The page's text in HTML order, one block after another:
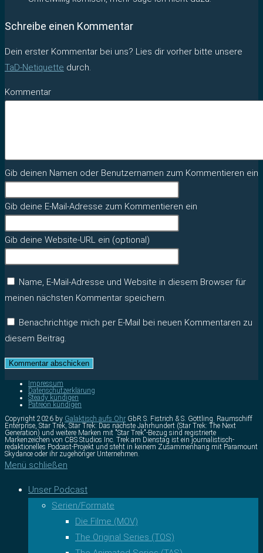
Schreibe einen Kommentar
Dein erster Kommentar bei uns? Lies dir vorher bitte unsere
TaD-Netiquette durch.
Kommentar
Gib deinen Namen oder Benutzernamen zum Kommentieren ein
Gib deine E-Mail-Adresse zum Kommentieren ein
Gib deine Website-URL ein (optional)
Name, E-Mail-Adresse und Website in diesem Browser für
meinen nächsten Kommentar speichern.
Benachrichtige mich per E-Mail bei neuen Kommentaren zu
diesem Beitrag.
Impressum
Datenschutzerklärung
Steady kündigen
Patreon kündigen
Copyright 2026 by Galaktisch aufs Ohr GbR S. Fistrich & S. Göttling. Raumschiff
Enterprise, Star Trek, Star Trek: Das nächste Jahrhundert (Star Trek: The Next
Generation) und weitere Marken mit "Star Trek"-Bezug sind registrierte
Markenzeichen von CBS Studios Inc. Trek am Dienstag ist ein journalistisch-
redaktionelles Podcast-Projekt und steht in keinem Zusammenhang mit Paramount
Skydance oder ihr zugehöriger Unternehmen.
Menü schließen
Unser Podcast
Serien/Formate
Die Filme (MOV)
The Original Series (TOS)